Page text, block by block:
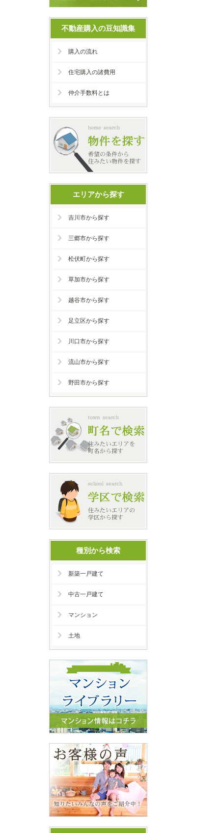
不動産購入の豆知識集
購入の流れ
住宅購入の諸費用
仲介手数料とは
エリアから探す
吉川市から探す
三郷市から探す
松伏町から探す
草加市から探す
越谷市から探す
足立区から探す
川口市から探す
流山市から探す
野田市から探す
種別から検索
新築一戸建て
中古一戸建て
マンション
土地